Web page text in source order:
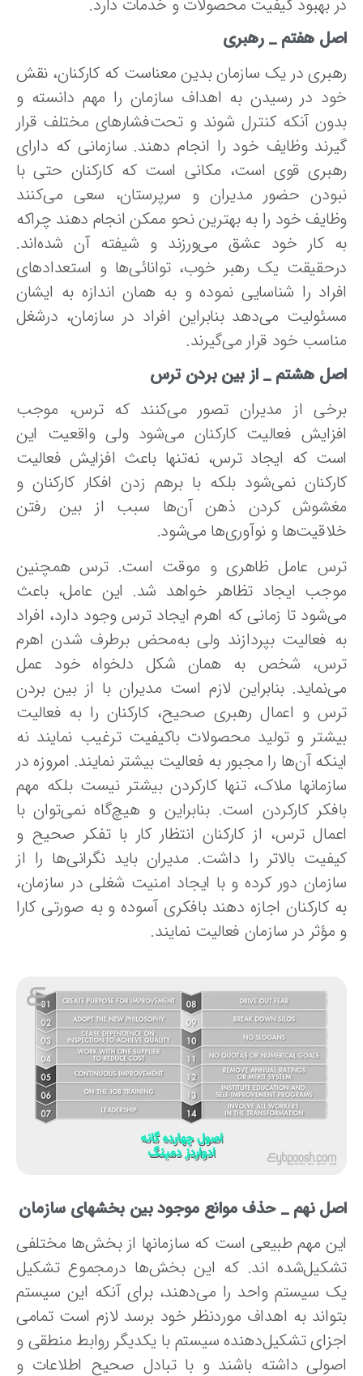
بهبود کیفیت محصولات و خدمات دارد.
هفتم _ رهبری‌
در یک سازمان بدین معناست که کارکنان‌، نقش
در رسیدن‌ به‌ اهداف‌ سازمان را‌ مهم‌ دانسته‌ و
آنکه‌ کنترل‌ شوند و تحت‌فشارهای‌ مختلف‌ قرار
وظایف‌ خود را انجام‌ دهند. سازمانی که دارای
قوی است، مکانی است که کارکنان‌ حتی‌ با
حضور مدیران‌ و سرپرستان‌، سعی‌ می‌کنند
خود را به‌ بهترین‌ نحو ممکن‌ انجام‌ دهند چراکه‌
کار خود عشق‌ می‌ورزند و شیفته‌ آن‌ شده‌اند.
یک‌ رهبر خوب‌، توانائی‌ها و استعدادهای‌
را شناسایی‌ نموده و به همان اندازه به ایشان
می‌دهد بنابراین افراد در سازمان،‌ درشغل
خود قرار می‌گیرند.
هشتم _ از بین بردن ترس‌
از مدیران تصور می‌کنند که ترس، موجب
فعالیت‌ کارکنان‌ می‌شود ولی‌ واقعیت‌ این‌
که‌ ایجاد ترس،‌ نه‌تنها باعث‌ افزایش‌ فعالیت‌
نمی‌شود بلکه‌ با برهم‌ زدن‌ افکار کارکنان‌ و
کردن‌ ذهن‌ آن‌ها سبب‌ از بین‌ رفتن‌
و نوآوری‌ها می‌شود.
عامل ظاهری و موقت است. ترس همچنین
ایجاد تظاهر خواهد شد. این عامل، باعث‌
تا زمانی‌ که‌ اهرم‌ ایجاد ترس‌ وجود دارد، افراد
فعالیت‌ بپردازند ولی‌ به‌محض‌ برطرف‌ شدن‌ اهرم‌
شخص‌ به‌ همان‌ شکل‌ دلخواه‌ خود عمل‌
بنابراین لازم است مدیران با از بین‌ بردن‌
و اعمال‌ رهبری‌ صحیح، کارکنان‌ را به‌ فعالیت‌
و تولید محصولات‌ باکیفیت‌ ترغیب‌ نمایند نه‌
آن‌ها را مجبور به‌ فعالیت‌ بیشتر نمایند. امروزه در
ملاک، تنها کارکردن‌ بیشتر نیست‌ بلکه‌ مهم‌
کارکردن‌ است. بنابراین‌ و هیچ‌گاه‌ نمی‌توان‌ با
ترس،‌ از کارکنان‌ انتظار کار با تفکر صحیح‌ و
بالاتر را داشت. مدیران باید نگرانی‌ها را از
دور کرده‌ و با ایجاد امنیت‌ شغلی‌ در سازمان،
کارکنان‌ اجازه‌ دهند بافکری‌ آسوده‌ و به‌ صورتی‌ کارا
در سازمان‌ فعالیت‌ نمایند.
نهم _حذف‌ موانع‌ موجود بین‌ بخشهای سازمان
مهم طبیعی است که سازمانها از بخش‌ها مختلفی‌
اند.‌ که‌ این‌ بخش‌ها درمجموع‌ تشکیل‌
سیستم‌ واحد را می‌دهند، برای‌ آنکه‌ این‌ سیستم‌
به‌ اهداف‌ موردنظر خود برسد لازم‌ است‌ تمامی‌
تشکیل‌دهنده‌ سیستم‌ با یکدیگر روابط‌ منطقی‌ و
داشته‌ باشند و با تبادل‌ صحیح‌ اطلاعات و